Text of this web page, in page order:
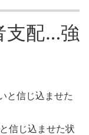
支配…強
と信じ込ませた
信じ込ませた状